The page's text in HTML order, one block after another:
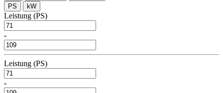
PS
kW
Leistung (PS)
-
Leistung (PS)
-